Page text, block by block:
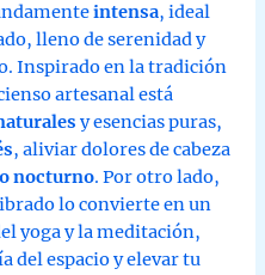
intensa, ideal
lleno de serenidad y
Inspirado en la tradición
artesanal está
y esencias puras,
, aliviar dolores de cabeza
nocturno. Por otro lado,
lo convierte en un
yoga y la meditación,
del espacio y elevar tu